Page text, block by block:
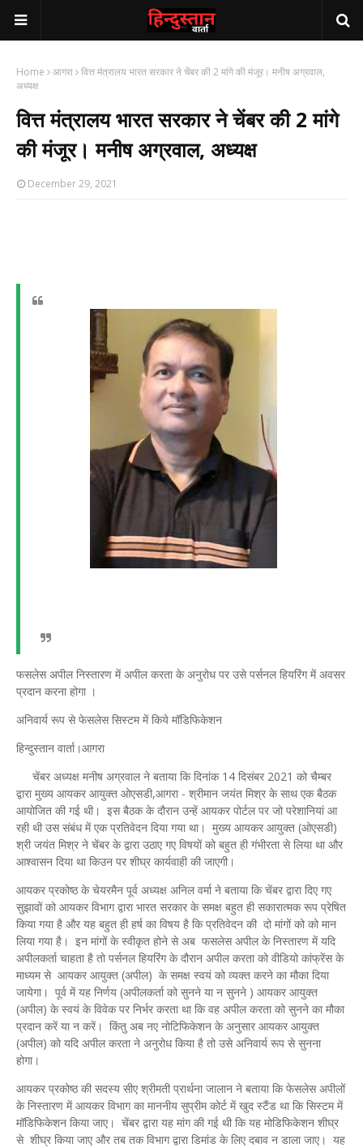
Home आगरा वित्त मंत्रालय भारत सरकार ने चेंबर की 2 मांगे की मंजूर। मनीष अग्रवाल,
अध्यक्ष
वित्त मंत्रालय भारत सरकार ने चेंबर की 2 मांगे
की मंजूर। मनीष अग्रवाल, अध्यक्ष
December 29, 2021
फसलेस अपील निस्तारण में अपील करता के अनुरोध पर उसे पर्सनल हियरिंग में अवसर
प्रदान करना होगा ।
अनिवार्य रूप से फेसलेस सिस्टम में किये मॉडिफिकेशन
हिन्दुस्तान वार्ता।आगरा
चेंबर अध्यक्ष मनीष अग्रवाल ने बताया कि दिनांक 14 दिसंबर 2021 को चैम्बर
द्वारा मुख्य आयकर आयुक्त ओएसडी,आगरा - श्रीमान जयंत मिश्र के साथ एक बैठक
आयोजित की गई थी। इस बैठक के दौरान उन्हें आयकर पोर्टल पर जो परेशानियां आ
रही थी उस संबंध में एक प्रतिवेदन दिया गया था। मुख्य आयकर आयुक्त (ओएसडी)
श्री जयंत मिश्र ने चेंबर के द्वारा उठाए गए विषयों को बहुत ही गंभीरता से लिया था और
आश्वासन दिया था किउन पर शीघ्र कार्यवाही की जाएगी।
आयकर प्रकोष्ठ के चेयरमैन पूर्व अध्यक्ष अनिल वर्मा ने बताया कि चेंबर द्वारा दिए गए
सुझावों को आयकर विभाग द्वारा भारत सरकार के समक्ष बहुत ही सकारात्मक रूप प्रेषित
किया गया है और यह बहुत ही हर्ष का विषय है कि प्रतिवेदन की दो मांगों को को मान
लिया गया है। इन मांगों के स्वीकृत होने से अब फसलेस अपील के निस्तारण में यदि
अपीलकर्ता चाहता है तो पर्सनल हियरिंग के दौरान अपील करता को वीडियो कांफ्रेंस के
माध्यम से आयकर आयुक्त (अपील) के समक्ष स्वयं को व्यक्त करने का मौका दिया
जायेगा। पूर्व में यह निर्णय (अपीलकर्ता को सुनने या न सुनने ) आयकर आयुक्त
(अपील) के स्वयं के विवेक पर निर्भर करता था कि वह अपील करता को सुनने का मौका
प्रदान करें या न करें। किंतु अब नए नोटिफिकेशन के अनुसार आयकर आयुक्त
(अपील) को यदि अपील करता ने अनुरोध किया है तो उसे अनिवार्य रूप से सुनना
होगा।
आयकर प्रकोष्ठ की सदस्य सीए श्रीमती प्रार्थना जालान ने बताया कि फेसलेस अपीलों
के निस्तारण में आयकर विभाग का माननीय सुप्रीम कोर्ट में खुद स्टैंड था कि सिस्टम में
मॉडिफिकेशन किया जाए। चेंबर द्वारा यह मांग की गई थी कि यह मोडिफिकेशन शीघ्र
से शीघ्र किया जाए और तब तक विभाग द्वारा डिमांड के लिए दबाव न डाला जाए। यह